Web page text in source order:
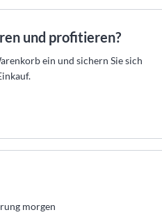
und profitieren?
ein und sichern Sie sich
morgen